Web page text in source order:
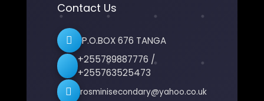
Contact Us
P.O.BOX 676 TANGA
+255789887776 /
+255763525473
rosminisecondary@yahoo.co.uk